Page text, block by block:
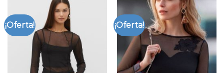
¡Oferta! ¡Oferta!